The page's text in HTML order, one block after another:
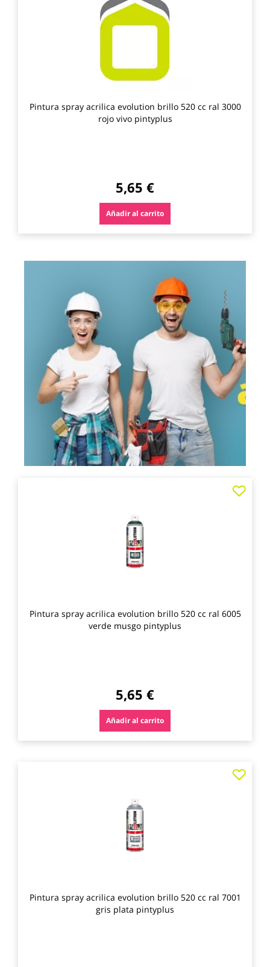
Pintura spray acrilica evolution brillo 520 cc ral 3000
rojo vivo pintyplus
5,65 €
Añadir al carrito
Pintura spray acrilica evolution brillo 520 cc ral 6005
verde musgo pintyplus
5,65 €
Añadir al carrito
Pintura spray acrilica evolution brillo 520 cc ral 7001
gris plata pintyplus